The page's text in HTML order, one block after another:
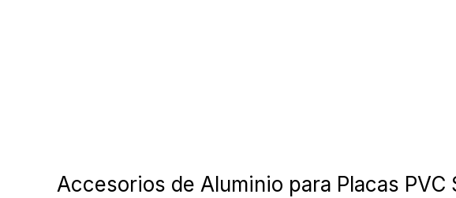
Accesorios de Aluminio para Placas PVC